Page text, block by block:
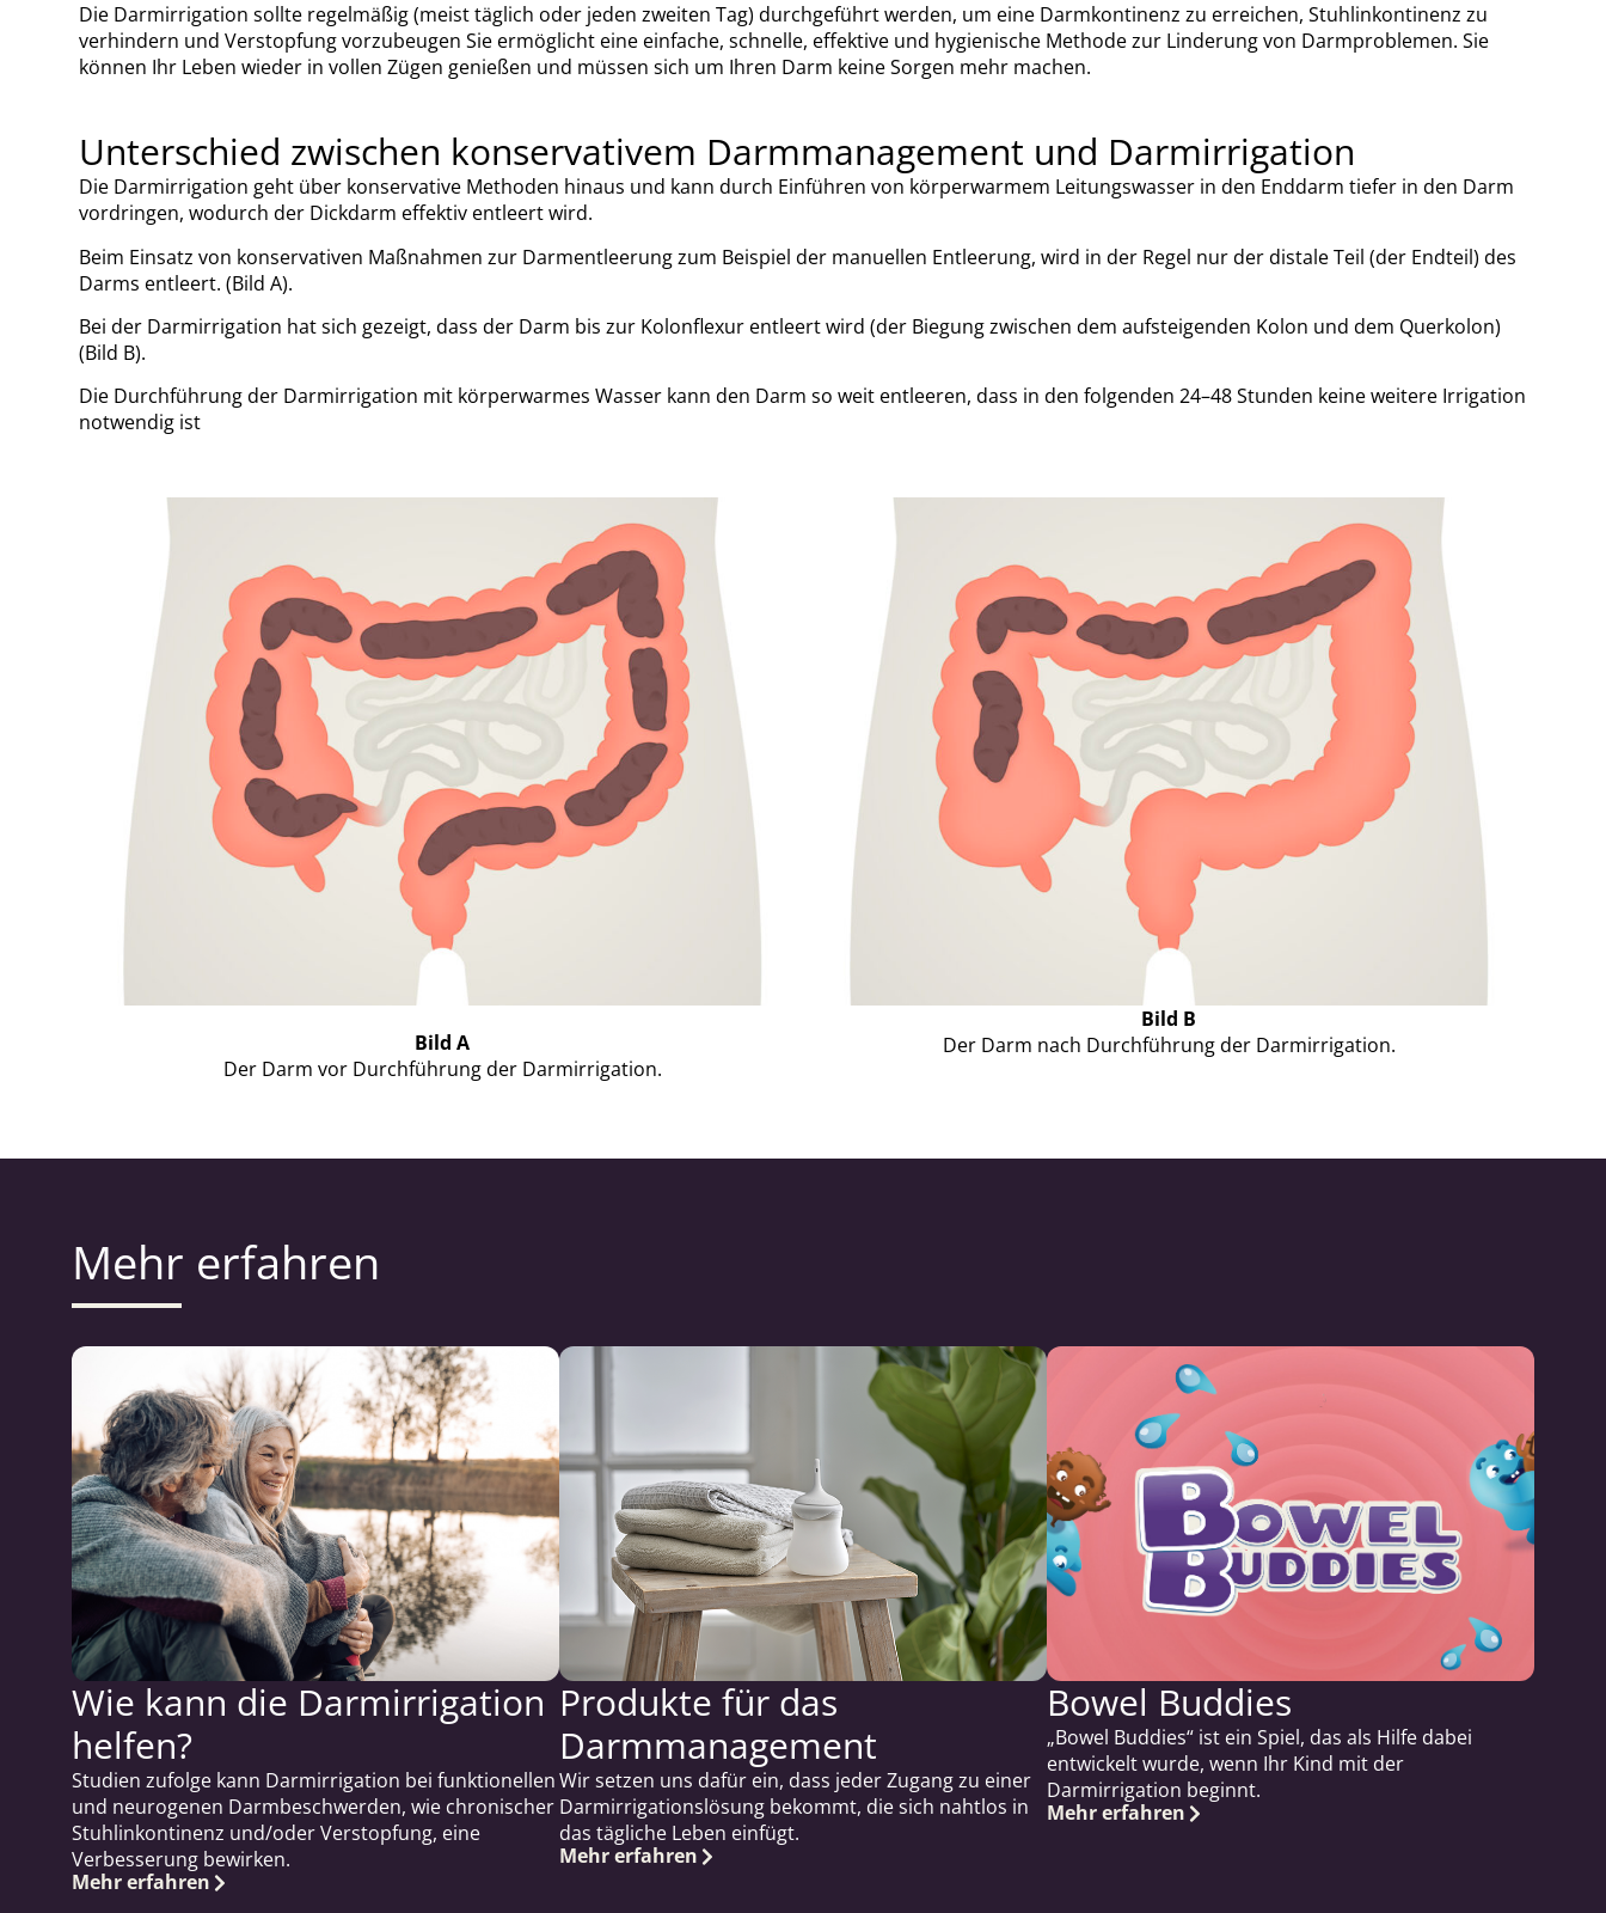
Die Darmirrigation sollte regelmäßig (meist täglich oder jeden zweiten Tag) durchgeführt werden, um eine Darmkontinenz zu erreichen, Stuhlinkontinenz zu
verhindern und Verstopfung vorzubeugen Sie ermöglicht eine einfache, schnelle, effektive und hygienische Methode zur Linderung von Darmproblemen. Sie
können Ihr Leben wieder in vollen Zügen genießen und müssen sich um Ihren Darm keine Sorgen mehr machen.
Unterschied zwischen konservativem Darmmanagement und Darmirrigation
Die Darmirrigation geht über konservative Methoden hinaus und kann durch Einführen von körperwarmem Leitungswasser in den Enddarm tiefer in den Darm
vordringen, wodurch der Dickdarm effektiv entleert wird.
Beim Einsatz von konservativen Maßnahmen zur Darmentleerung zum Beispiel der manuellen Entleerung, wird in der Regel nur der distale Teil (der Endteil) des
Darms entleert. (Bild A).
Bei der Darmirrigation hat sich gezeigt, dass der Darm bis zur Kolonflexur entleert wird (der Biegung zwischen dem aufsteigenden Kolon und dem Querkolon)
(Bild B).
Die Durchführung der Darmirrigation mit körperwarmes Wasser kann den Darm so weit entleeren, dass in den folgenden 24–48 Stunden keine weitere Irrigation
notwendig ist
Bild A
Der Darm vor Durchführung der Darmirrigation.
Bild B
Der Darm nach Durchführung der Darmirrigation.
Mehr erfahren
Wie kann die Darmirrigation
helfen?
Studien zufolge kann Darmirrigation bei funktionellen
und neurogenen Darmbeschwerden, wie chronischer
Stuhlinkontinenz und/oder Verstopfung, eine
Verbesserung bewirken.
Mehr erfahren
Produkte für das
Darmmanagement
Wir setzen uns dafür ein, dass jeder Zugang zu einer
Darmirrigationslösung bekommt, die sich nahtlos in
das tägliche Leben einfügt.
Mehr erfahren
Bowel Buddies
„Bowel Buddies“ ist ein Spiel, das als Hilfe dabei
entwickelt wurde, wenn Ihr Kind mit der
Darmirrigation beginnt.
Mehr erfahren